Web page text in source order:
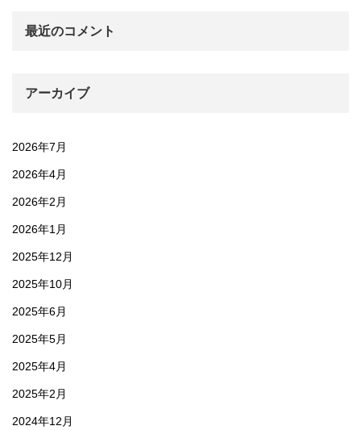
最近のコメント
アーカイブ
2026年7月
2026年4月
2026年2月
2026年1月
2025年12月
2025年10月
2025年6月
2025年5月
2025年4月
2025年2月
2024年12月